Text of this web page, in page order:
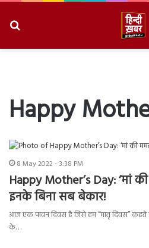
Happy
8 May 2022 - 3:38 PM
Happy Mother’s Day: ‘मां
इनके बिना सब बेकार!
आज एक पावन दिवस है जिसे हम “मातृ दिवस”
के…